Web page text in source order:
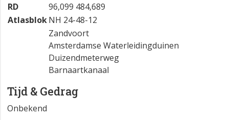
RD
96,099 484,689
AtlasblokNH 24-48-12
Zandvoort
Amsterdamse Waterleidingduinen
Duizendmeterweg
Barnaartkanaal
Tijd & Gedrag
Onbekend